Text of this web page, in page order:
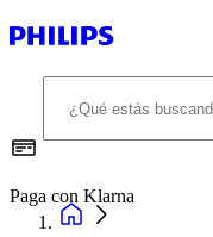
Paga con Klarna